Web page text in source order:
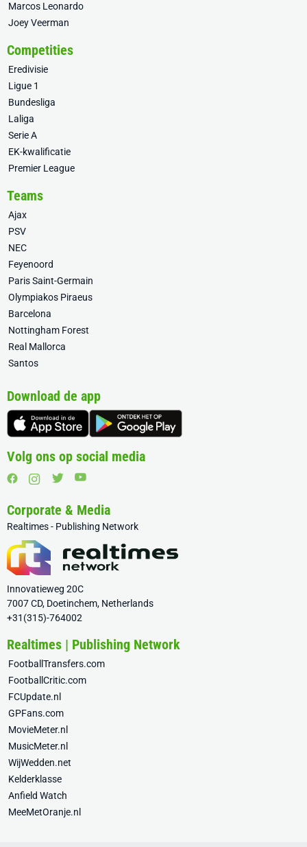
Marcos Leonardo
Joey Veerman
Competities
Eredivisie
Ligue 1
Bundesliga
Laliga
Serie A
EK-kwalificatie
Premier League
Teams
Ajax
PSV
NEC
Feyenoord
Paris Saint-Germain
Olympiakos Piraeus
Barcelona
Nottingham Forest
Real Mallorca
Santos
Download de app
Volg ons op social media
Corporate & Media
Realtimes - Publishing Network
Innovatieweg 20C
7007 CD, Doetinchem, Netherlands
+31(315)-764002
Realtimes | Publishing Network
FootballTransfers.com
FootballCritic.com
FCUpdate.nl
GPFans.com
MovieMeter.nl
MusicMeter.nl
WijWedden.net
Kelderklasse
Anfield Watch
MeeMetOranje.nl